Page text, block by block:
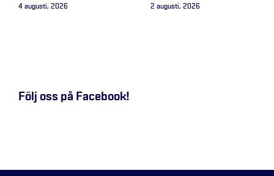
4 augusti, 2026 2 augusti, 2026
Följ oss på Facebook!